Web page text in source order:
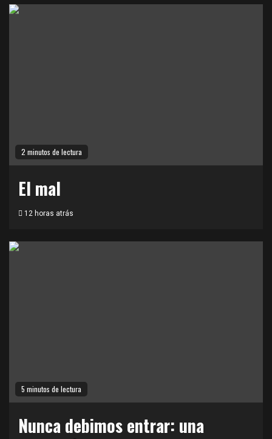
2 minutos de lectura
El mal
12 horas atrás
5 minutos de lectura
Nunca debimos entrar: una